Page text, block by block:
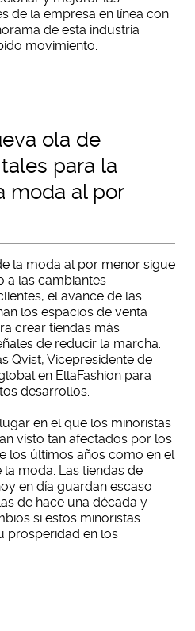
de la empresa en línea con
de esta industria
movimiento.
ola de
para la
moda al por
la moda al por menor sigue
a las cambiantes
el avance de las
los espacios de venta
crear tiendas más
de reducir la marcha.
Qvist, Vicepresidente de
en EllaFashion para
desarrollos.
en el que los minoristas
visto tan afectados por los
los últimos años como en el
moda. Las tiendas de
en día guardan escaso
de hace una década y
si estos minoristas
prosperidad en los